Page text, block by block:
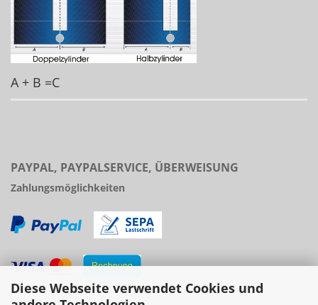
Diese Webseite verwendet Cookies und
A + B =C
PAYPAL, PAYPALSERVICE, ÜBERWEISUNG
Zahlungsmöglichkeiten
Versand